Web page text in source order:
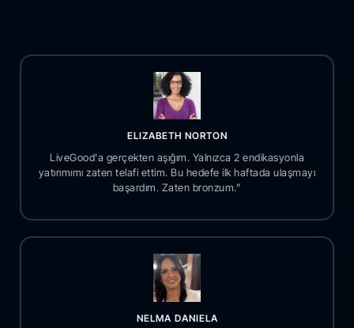
ELIZABETH NORTON
LiveGood'a gerçekten aşığım. Yalnızca 2 endikasyonla
yatırımımı zaten telafi ettim. Bu hedefe ilk haftada ulaşmayı
başardım. Zaten bronzum.”
NELMA DANIELA